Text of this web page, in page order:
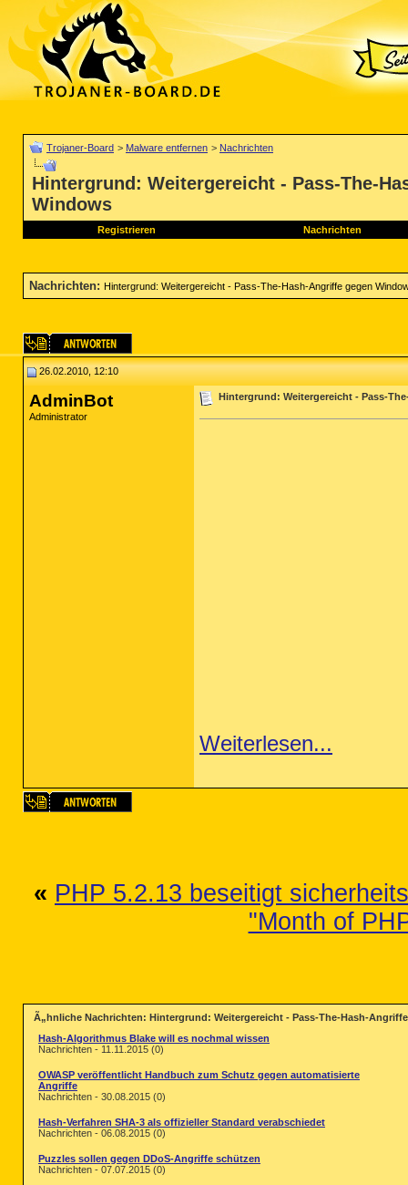
Trojaner-Board > Malware entfernen > Nachrichten
Hintergrund: Weitergereicht - Pass-The-
Windows
Registrieren Nachrichten
Nachrichten: Hintergrund: Weitergereicht - Pass-The-Hash-Angriffe gegen
26.02.2010, 12:10
AdminBot
Administrator
Hintergrund: Weitergereicht - Pass-
Weiterlesen...
« PHP 5.2.13 beseitigt
"Month of
Ã„hnliche Nachrichten: Hintergrund: Weitergereicht - Pass-The-Hash-
Hash-Algorithmus Blake will es nochmal wissen
Nachrichten - 11.11.2015 (0)
OWASP veröffentlicht Handbuch zum Schutz gegen automatisierte
Angriffe
Nachrichten - 30.08.2015 (0)
Hash-Verfahren SHA-3 als offizieller Standard verabschiedet
Nachrichten - 06.08.2015 (0)
Puzzles sollen gegen DDoS-Angriffe schützen
Nachrichten - 07.07.2015 (0)